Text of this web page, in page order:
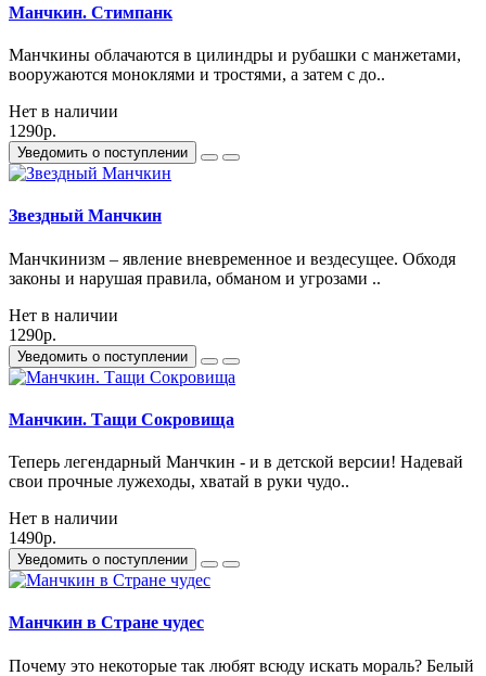
Манчкин. Стимпанк
Манчкины облачаются в цилиндры и рубашки с манжетами,
вооружаются моноклями и тростями, а затем с до..
Нет в наличии
1290р.
Уведомить о поступлении
Звездный Манчкин
Манчкинизм – явление вневременное и вездесущее. Обходя
законы и нарушая правила, обманом и угрозами ..
Нет в наличии
1290р.
Уведомить о поступлении
Манчкин. Тащи Сокровища
Теперь легендарный Манчкин - и в детской версии! Надевай
свои прочные лужеходы, хватай в руки чудо..
Нет в наличии
1490р.
Уведомить о поступлении
Манчкин в Стране чудес
Почему это некоторые так любят всюду искать мораль? Белый